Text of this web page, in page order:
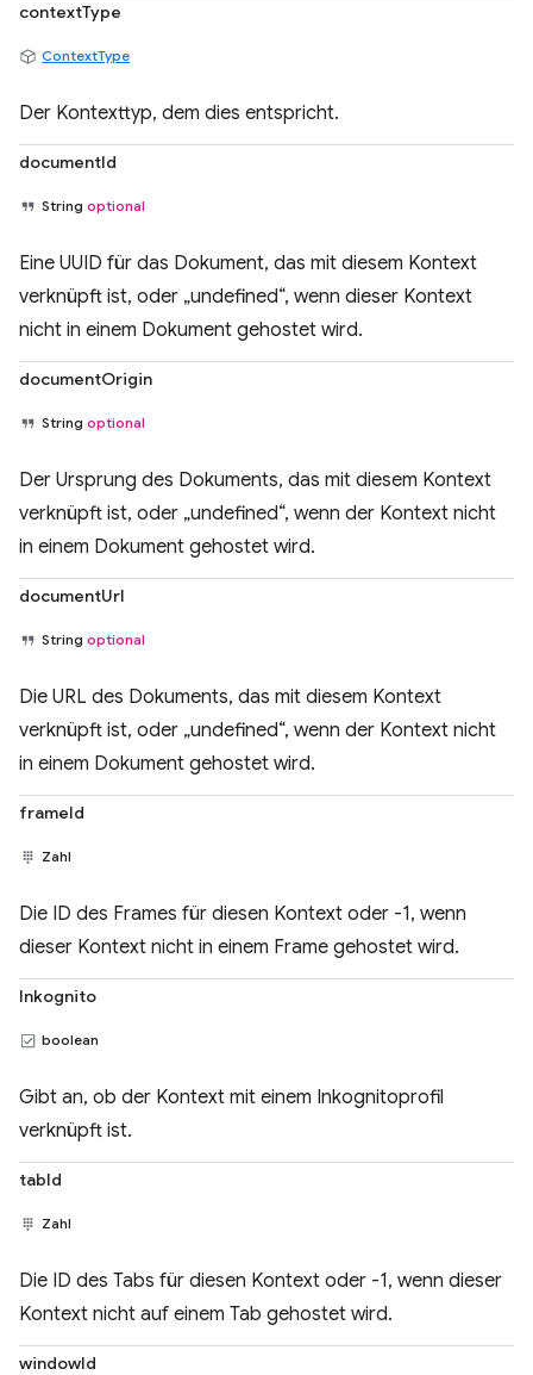
contextType
ContextType
Der Kontexttyp, dem dies entspricht.
documentId
String optional
Eine UUID für das Dokument, das mit diesem Kontext
verknüpft ist, oder „undefined“, wenn dieser Kontext
nicht in einem Dokument gehostet wird.
documentOrigin
String optional
Der Ursprung des Dokuments, das mit diesem Kontext
verknüpft ist, oder „undefined“, wenn der Kontext nicht
in einem Dokument gehostet wird.
documentUrl
String optional
Die URL des Dokuments, das mit diesem Kontext
verknüpft ist, oder „undefined“, wenn der Kontext nicht
in einem Dokument gehostet wird.
frameId
Zahl
Die ID des Frames für diesen Kontext oder -1, wenn
dieser Kontext nicht in einem Frame gehostet wird.
Inkognito
boolean
Gibt an, ob der Kontext mit einem Inkognitoprofil
verknüpft ist.
tabId
Zahl
Die ID des Tabs für diesen Kontext oder -1, wenn dieser
Kontext nicht auf einem Tab gehostet wird.
windowId